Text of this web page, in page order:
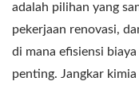
adalah pilihan yang
pekerjaan renovasi,
di mana efisiensi
penting. Jangkar